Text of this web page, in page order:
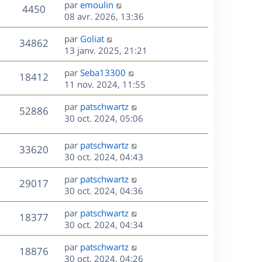
e
s
n
i
e
r
m
e
s
s
a
g
e
4450V
u
e
s
D
e
r
n
i
e
r
m
e
s
s
a
g
e
par emoulin
08 avr. 2026, 13:36
34862V
u
e
D
e
r
n
i
e
r
m
e
s
s
a
g
e
par Goliat
13 janv. 2025, 21:21
18412V
u
e
D
e
r
n
i
e
r
m
e
s
s
a
g
e
par Seba13300
11 nov. 2024, 11:55
52886V
u
e
D
e
n
i
e
r
m
e
s
s
a
g
e
par patschwartz
30 oct. 2024, 05:06
33620V
u
s
D
e
r
n
i
e
r
m
e
s
par patschwartz
30 oct. 2024, 04:43
29017V
u
D
e
r
n
i
e
r
par patschwartz
30 oct. 2024, 04:36
18377V
u
e
D
e
r
n
i
par patschwartz
30 oct. 2024, 04:34
18876V
D
e
par patschwartz
30 oct. 2024, 04:26